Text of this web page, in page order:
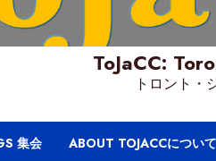
ToJaCC:
トロント・
集会 ABOUT TOJACCについて